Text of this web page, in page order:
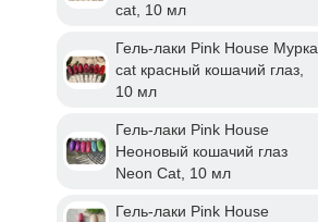
cat, 10 мл
Гель-лаки Pink House Мурка
cat красный кошачий глаз,
10 мл
Гель-лаки Pink House
Неоновый кошачий глаз
Neon Cat, 10 мл
Гель-лаки Pink House